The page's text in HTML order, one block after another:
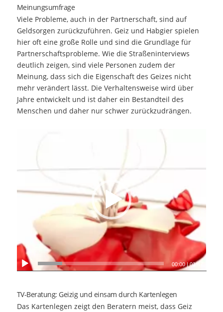
Meinungsumfrage
Viele Probleme, auch in der Partnerschaft, sind auf
Geldsorgen zurückzuführen. Geiz und Habgier spielen
hier oft eine große Rolle und sind die Grundlage für
Partnerschaftsprobleme. Wie die Straßeninterviews
deutlich zeigen, sind viele Personen zudem der
Meinung, dass sich die Eigenschaft des Geizes nicht
mehr verändert lässt. Die Verhaltensweise wird über
Jahre entwickelt und ist daher ein Bestandteil des
Menschen und daher nur schwer zurückzudrängen.
00:00|01:47
TV-Beratung: Geizig und einsam durch Kartenlegen
Das Kartenlegen zeigt den Beratern meist, dass Geiz